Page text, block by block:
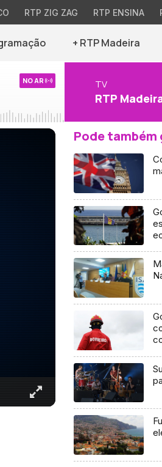
RTP ZIG ZAG RTP ENSINA
+ RTP Madeira
NO AR TV
RTP
Pode